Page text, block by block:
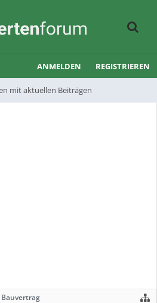
mit aktuellen Beiträgen
ANMELDEN REGISTRIEREN
Bauvertrag